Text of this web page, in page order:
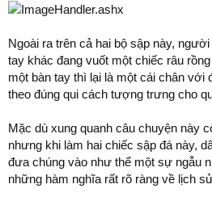
Ngoài ra trên cả hai bộ sập này,
tay khác đang vuốt một chiếc râu
một bàn tay thì lại là một cái chân với
theo đúng qui cách tượng trưng cho
Mặc dù xung quanh câu chuyện này
nhưng khi làm hai chiếc sập đá này,
đưa chúng vào như thể một sự ngẫu
những hàm nghĩa rất rõ ràng về lịch